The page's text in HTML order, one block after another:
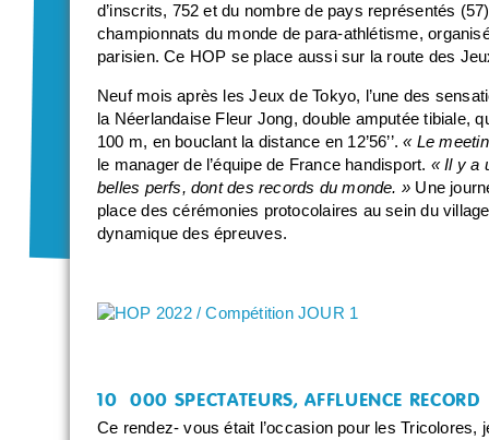
d’inscrits, 752 et du nombre de pays représentés
championnats du monde de para-athlétisme,
parisien. Ce HOP se place aussi sur la route des
Neuf mois après les Jeux de Tokyo, l’une des
la Néerlandaise Fleur Jong, double amputée tibiale,
100 m, en bouclant la distance en 12’56’’.« Le
le manager de l’équipe de France handisport. « Il y a
belles perfs, dont des records du monde. » Une
place des cérémonies protocolaires au sein du
dynamique des épreuves.
10 000 SPECTATEURS, AFFLUENCE RECORD
Ce rendez- vous était l’occasion pour les